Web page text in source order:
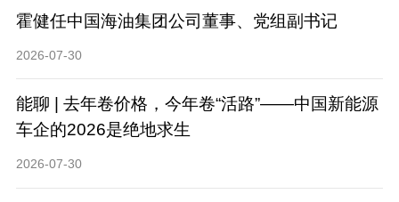
霍健任中国海油集团公司董事、党组副书记
2026-07-30
能聊 | 去年卷价格，今年卷“活路”——中国新能源
车企的2026是绝地求生
2026-07-30